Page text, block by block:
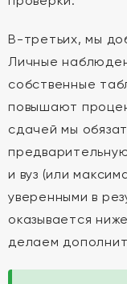
В-третьих, мы
Личные
собственные
повышают
сдачей мы
и вуз (или
уверенными в
оказывается
делаем